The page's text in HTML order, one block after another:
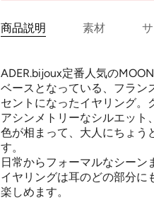
商品説明 素材
ADER.bijoux定番人気のMOON
ベースとなっている、フラン
セントになったイヤリング。
アシンメトリーなシルエット
色が相まって、大人にちょう
す。
日常からフォーマルなシーン
イヤリングは耳のどの部分に
楽しめます。